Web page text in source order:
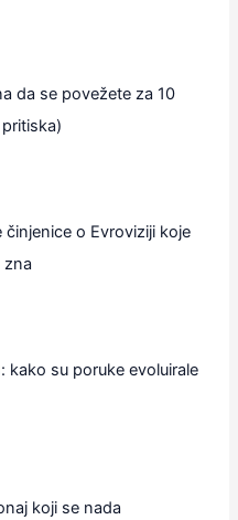
da se povežete za 10
činjenice o Evroviziji koje
zna
: kako su poruke evoluirale
koji se nada